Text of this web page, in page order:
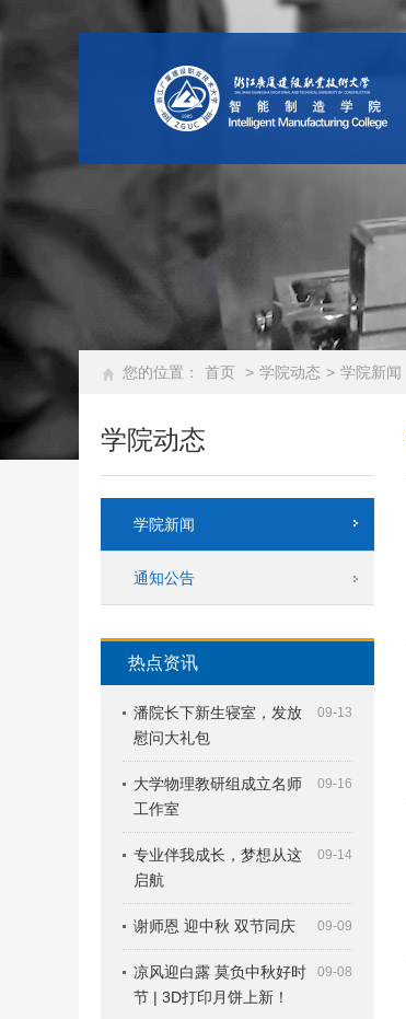
您的位置： 首页 > 学院动态 > 学院新闻
学院动态
学院新闻
通知公告
热点资讯
09-13
潘院长下新生寝室，发放
慰问大礼包
09-16
大学物理教研组成立名师
工作室
09-14
专业伴我成长，梦想从这
启航
09-09
谢师恩 迎中秋 双节同庆
09-08
凉风迎白露 莫负中秋好时
节 | 3D打印月饼上新！